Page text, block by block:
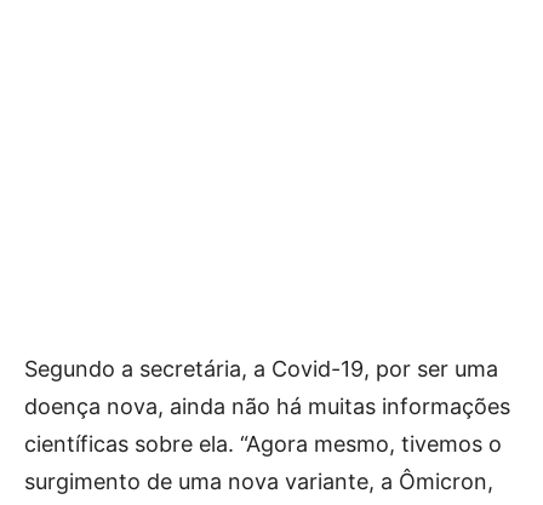
Segundo a secretária, a Covid-19, por ser uma
doença nova, ainda não há muitas informações
científicas sobre ela. “Agora mesmo, tivemos o
surgimento de uma nova variante, a Ômicron,